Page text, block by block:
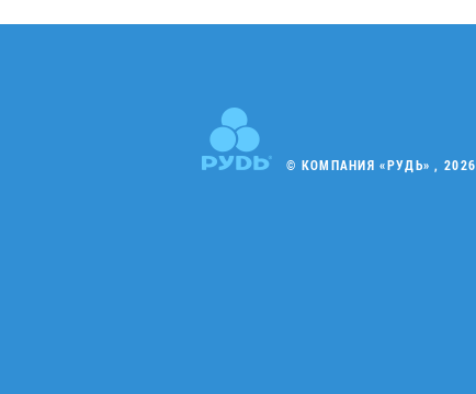
© КОМПАНИЯ «РУДЬ» , 2026